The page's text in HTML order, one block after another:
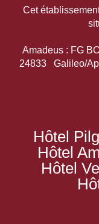
Cet
Amadeus : FG
24833 Galileo/
Hôtel
Hôtel
Hôtel